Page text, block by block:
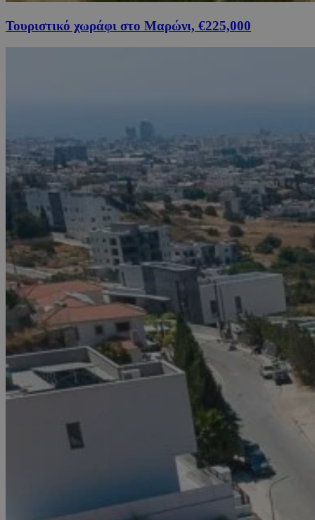
Τουριστικό χωράφι στο Μαρώνι, €225,000